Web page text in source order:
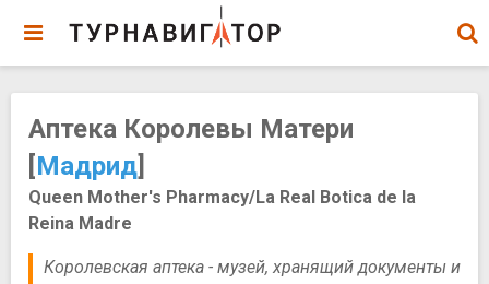
Аптека Королевы Матери
[Мадрид]
Queen Mother's Pharmacy/La Real Botica de la
Reina Madre
Королевская аптека - музей, хранящий документы и